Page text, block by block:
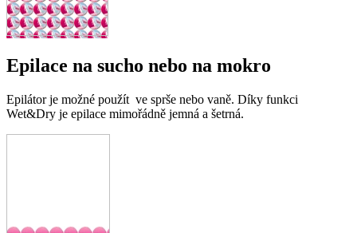
Epilace na sucho nebo na mokro
Epilátor je možné použít ve sprše nebo vaně. Díky funkci
Wet&Dry je epilace mimořádně jemná a šetrná.